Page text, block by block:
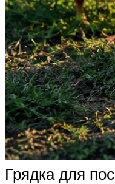
Грядка для